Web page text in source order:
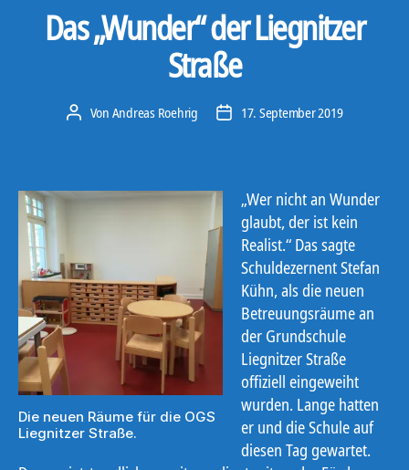
Das „Wunder“ der Liegnitzer
Straße
Beitragsautor
Von Andreas Roehrig Veröffentlichungsdatum
17. September 2019
Die neuen Räume für die OGS
Liegnitzer Straße.
„Wer nicht an Wunder
glaubt, der ist kein
Realist.“ Das sagte
Schuldezernent Stefan
Kühn, als die neuen
Betreuungsräume an
der Grundschule
Liegnitzer Straße
offiziell eingeweiht
wurden. Lange hatten
er und die Schule auf
diesen Tag gewartet.